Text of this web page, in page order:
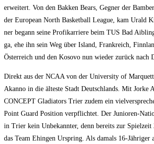
erwei­tert. Von den Bak­ken Bears, Geg­ner der
der Euro­pean North Bas­ket­ball League, kam Urald
ner begann sei­ne Pro­fi­kar­rie­re beim TUS Bad
ga, ehe ihn sein Weg über Island, Frank­reich,
Öster­reich und den Koso­vo nun wie­der zurück nach
Direkt aus der NCAA von der Uni­ver­si­ty of
Akan­no in die ältes­te Stadt Deutsch­lands. Mit Jor­ke
CONCEPT Gla­dia­tors Trier zudem ein
Point Guard Posi­ti­on ver­pflich­tet. Der Junio­ren-
in Trier kein Unbe­kann­ter, denn bereits zur
das Team Ehin­gen Urspring. Als damals 16-